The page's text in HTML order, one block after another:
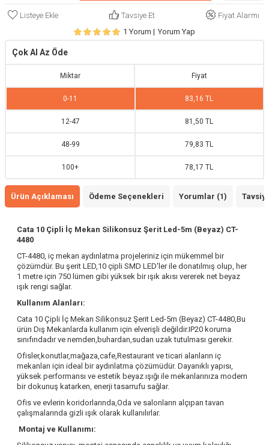
Listeye Ekle Tavsiye Et
Fiyat Alarmı
1 Yorum | Yorum Yap
Çok Al Az Öde
Miktar Fiyat
0-11 83,16 TL
12-47 81,50 TL
48-99 79,83 TL
100+ 78,17 TL
Ürün Açıklaması Ödeme Seçenekleri Yorumlar (1)
Cata 10 Çipli İç Mekan Silikonsuz Şerit Led-5m (Beyaz) CT-
4480
CT-4480, iç mekan aydınlatma projeleriniz için mükemmel bir
çözümdür. Bu şerit LED,10 çipli SMD LED'ler ile donatılmış olup, her
1 metre için 750 lümen gibi yüksek bir ışık akısı vererek net beyaz
ışık rengi sağlar.
Kullanım Alanları:
Cata 10 Çipli İç Mekan Silikonsuz Şerit Led-5m (Beyaz) CT-4480,Bu
ürün Dış Mekanlarda kullanım için elverişli değildir.IP20 koruma
sınıfındadır ve nemden,buhardan,sudan uzak tutulması gerekir.
Ofisler,konutlar,mağaza,cafe,Restaurant ve ticari alanların iç
mekanları için ideal bir aydınlatma çözümüdür. Dayanıklı yapısı,
yüksek performansı ve estetik beyaz ışığı ile mekanlarınıza modern
bir dokunuş katarken, enerji tasarrufu sağlar.
Ofis ve evlerin koridorlarında,Oda ve salonların alçıpan tavan
çalışmalarında gizli ışık olarak kullanılırlar.
Montaj ve Kullanımı: